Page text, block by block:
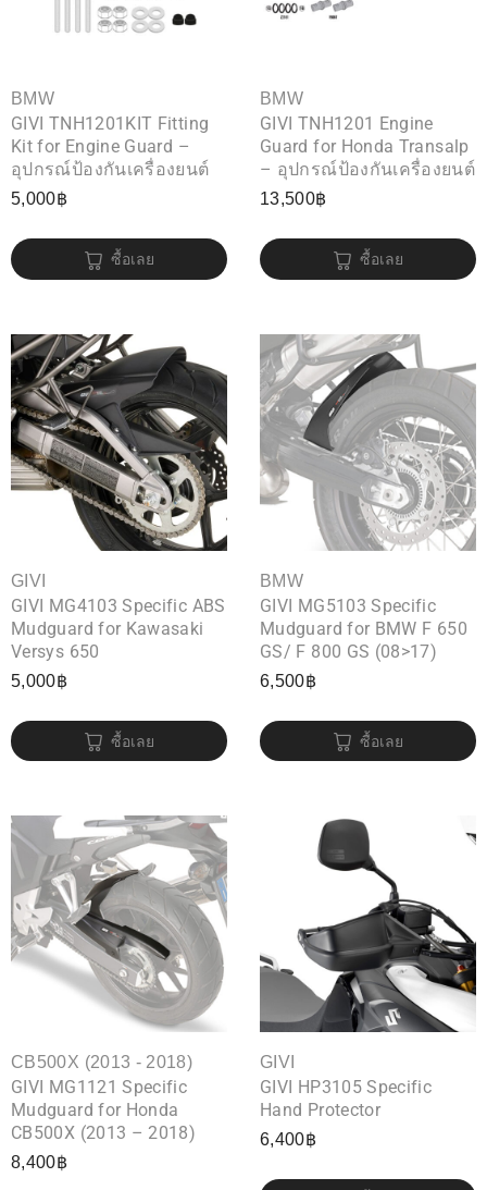
BMW
GIVI TNH1201KIT Fitting
Kit for Engine Guard –
อุปกรณ์ป้องกันเครื่องยนต์
5,000฿
ซื้อเลย
BMW
GIVI TNH1201 Engine
Guard for Honda Transalp
– อุปกรณ์ป้องกันเครื่องยนต์
13,500฿
ซื้อเลย
GIVI
GIVI MG4103 Specific ABS
Mudguard for Kawasaki
Versys 650
5,000฿
ซื้อเลย
BMW
GIVI MG5103 Specific
Mudguard for BMW F 650
GS/ F 800 GS (08>17)
6,500฿
ซื้อเลย
CB500X (2013 - 2018)
GIVI MG1121 Specific
Mudguard for Honda
CB500X (2013 – 2018)
8,400฿
GIVI
GIVI HP3105 Specific
Hand Protector
6,400฿